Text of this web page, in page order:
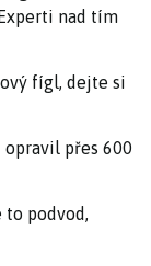
nad tím
fígl, dejte si
přes 600
podvod,